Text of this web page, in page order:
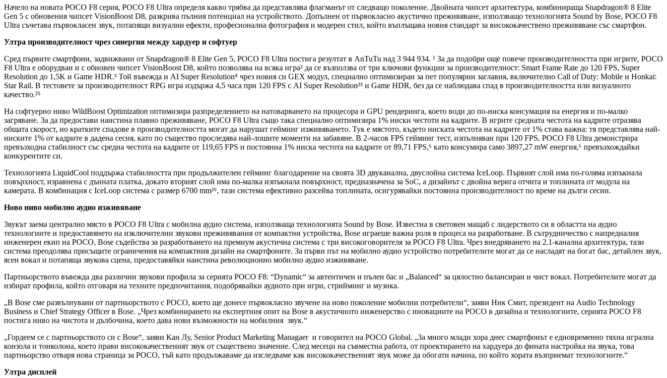
Начело на новата POCO F8 серия, POCO F8 Ultra определя какво трябва да представлява флагманът от следващо поколение. Двойната чипсет архитектура, комбинираща Snapdragon® 8 Elite
Gen 5 с обновения чипсет VisionBoost D8, разкрива пълния потенциал на устройството. Допълнен от първокласно акустично преживяване, използващо технологията Sound by Bose, POCO F8
Ultra съчетава първокласен звук, потапящи визуални ефекти, професионална фотография и модерен стил, който въплъщава новия стандарт за висококачествено преживяване със смартфон.
Ултра производителност чрез синергия между хардуер и софтуер
Сред първите смартфони, задвижвани от Snapdragon® 8 Elite Gen 5, POCO F8 Ultra постига резултат в AnTuTu над 3 944 934. ¹ За да подобри още повече производителността при игрите, POCO
F8 Ultra е оборудван и с обновен чипсет VisionBoost D8, който позволява на всяка игра² да се възползва от три ключови функции за производителност: Smart Frame Rate до 120 FPS, Super
Resolution до 1,5K и Game HDR.³ Той въвежда и AI Super Resolution⁴ чрез новия си GEX модул, специално оптимизиран за пет популярни заглавия, включително Call of Duty: Mobile и Honkai:
Star Rail. В тестовете за производителност RPG игра издържа 4,5 часа при 120 FPS с AI Super Resolution²³ и Game HDR, без да се наблюдава спад в производителността или визуалното
качество.²⁵
На софтуерно ниво WildBoost Optimization оптимизира разпределението на натоварването на процесора и GPU рендеринга, което води до по-ниска консумация на енергия и по-малко
загряване. За да предостави наистина плавно преживяване, POCO F8 Ultra също така специално оптимизира 1% ниски честоти на кадрите. В игрите средната честота на кадрите отразява
общата скорост, но кратките спадове в производителността могат да нарушат гейминг изживяването. Тук е мястото, където ниската честота на кадрите от 1% става важна: тя представлява най-
ниските 1% от кадрите в дадена сесия, като по същество проследява най-лошите моменти на забавяне. В 2-часов FPS гейминг тест, изпълняван при 120 FPS, POCO F8 Ultra демонстрира
превъзходна стабилност със средна честота на кадрите от 119,65 FPS и постоянна 1% ниска честота на кадрите от 89,71 FPS,⁶ като консумира само 3897,27 mW енергия,⁶ превъзхождайки
конкурентите си.
Технологията LiquidCool поддържа стабилността при продължителен гейминг благодарение на своята 3D двуканална, двуслойна система IceLoop. Първият слой има по-голяма изпъкнала
повърхност, изравнена с дънната платка, докато вторият слой има по-малка изпъкнала повърхност, предназначена за SoC, а дизайнът с двойна верига отчита и топлината от модула на
камерата. В комбинация с IceLoop система с размер 6700 mm²⁶, тази система ефективно разсейва топлината, осигурявайки постоянна производителност по време на дълги сесии.
Ново ниво мобилно аудио изживяване
Звукът заема централно място в POCO F8 Ultra с мобилна аудио система, използваща технологията Sound by Bose. Известна в световен мащаб с лидерството си в областта на аудио
технологиите и предоставянето на изключителни звукови преживявания от компактни устройства, Bose играеше важна роля в процеса на разработване. В сътрудничество с напредналия
инженерен екип на POCO, Bose съдейства за разработването на премиум акустична система с три високоговорителя за POCO F8 Ultra. Чрез внедряването на 2.1-канална архитектура, тази
система преодолява присъщите ограничения на компактния дизайн на смартфоните. За първи път на мобилно аудио устройство потребителите могат да се насладят на богат бас, детайлен звук,
ясен вокал и потапяща звукова сцена, предоставяйки наистина революционно мобилно аудио изживяване.
Партньорството въвежда два различни звукови профила за серията POCO F8: “Dynamic“ за автентичен и пълен бас и „Balanced“ за цялостно балансиран и чист вокал. Потребителите могат да
избират профила, който отговаря на техните предпочитания, подобрявайки аудиото при игри, стрийминг и музика.
„В Bose сме развълнувани от партньорството с POCO, което ще донесе първокласно звучене на ново поколение мобилни потребители“, заяви Ник Смит, президент на Audio Technology
Business и Chief Strategy Officer в Bose. „Чрез комбинирането на експертния опит на Bose в акустичното инженерство с иновациите на POCO в дизайна и технологиите, серията POCO F8
постига ниво на чистота и дълбочина, което дава нови възможности на мобилния звук.“
„Гордеем се с партньорството си с Bose“, заяви Кан Лу, Senior Product Marketing Managaer и говорител на POCO Global. „За много млади хора днес смартфонът е едновременно тяхна игрална
конзола и тонколона, което прави висококачественият звук от съществено значение. След месеци на съвместна работа, от проектирането на хардуера до фината настройка на звука, това
партньорство отваря нова страница за POCO, тъй като продължаваме да изследваме как висококачественият звук може да обогати начина, по който хората възприемат технологиите.“
Ултра дисплей